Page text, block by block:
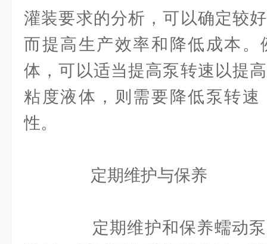
灌装要求的分析，可以确定较
而提高生产效率和降低成本。
体，可以适当提高泵转速以提
粘度液体，则需要降低泵转速
性。
定期维护与保养
定期维护和保养蠕动泵